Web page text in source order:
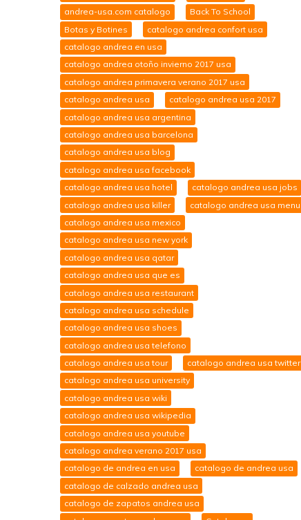
andrea-usa.com catalogo
Back To School
Botas y Botines
catalogo andrea confort usa
catalogo andrea en usa
catalogo andrea otoño invierno 2017 usa
catalogo andrea primavera verano 2017 usa
catalogo andrea usa
catalogo andrea usa 2017
catalogo andrea usa argentina
catalogo andrea usa barcelona
catalogo andrea usa blog
catalogo andrea usa facebook
catalogo andrea usa hotel
catalogo andrea usa jobs
catalogo andrea usa killer
catalogo andrea usa menu
catalogo andrea usa mexico
catalogo andrea usa new york
catalogo andrea usa qatar
catalogo andrea usa que es
catalogo andrea usa restaurant
catalogo andrea usa schedule
catalogo andrea usa shoes
catalogo andrea usa telefono
catalogo andrea usa tour
catalogo andrea usa twitter
catalogo andrea usa university
catalogo andrea usa wiki
catalogo andrea usa wikipedia
catalogo andrea usa youtube
catalogo andrea verano 2017 usa
catalogo de andrea en usa
catalogo de andrea usa
catalogo de calzado andrea usa
catalogo de zapatos andrea usa